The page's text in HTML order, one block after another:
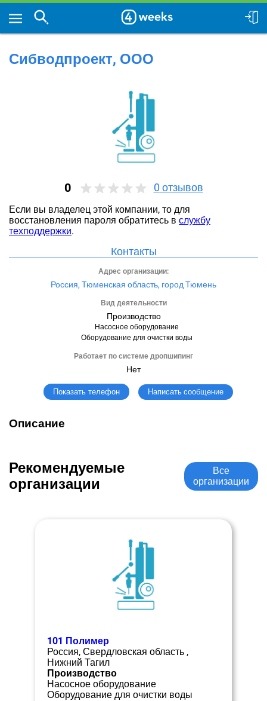
Сибводпроект, ООО
0 0 отзывов
Если вы владелец этой компании, то для
восстановления пароля обратитесь в службу
техподдержки.
Контакты
Адрес организации:
Россия, Тюменская область, город Тюмень
Вид деятельности
Производство
Насосное оборудование
Оборудование для очистки воды
Работает по системе дропшипинг
Нет
Показать телефон Написать сообщение
Описание
Рекомендуемые
организации
Все
организации
101 Полимер
Россия, Свердловская область ,
Нижний Тагил
Производство
Насосное оборудование
Оборудование для очистки воды